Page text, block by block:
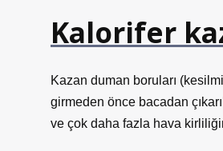
Kalorifer
Kazan duman boruları
girmeden önce bacadan
ve çok daha fazla hava